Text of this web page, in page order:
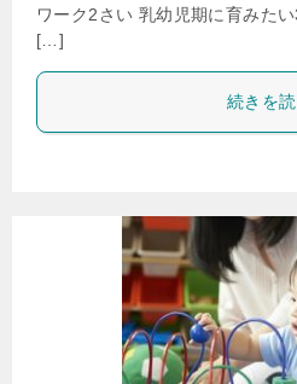
ワーク2さい 乳幼児期に育みた
[…]
続きを